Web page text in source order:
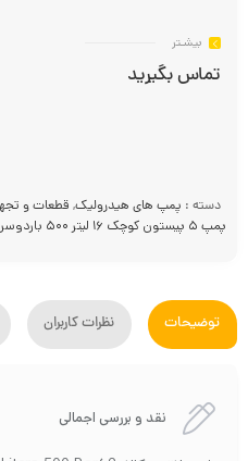
بیشـتر
تماس بگیرید
دسته : پمپ های هیدرولیک, قطعات و
پمپ ۵ پیستون کوچک ۱۶ لیتر ۵۰۰ باردوسر شافت
توضیحات نظرات کاربران
نقد و بررسی اجمالی